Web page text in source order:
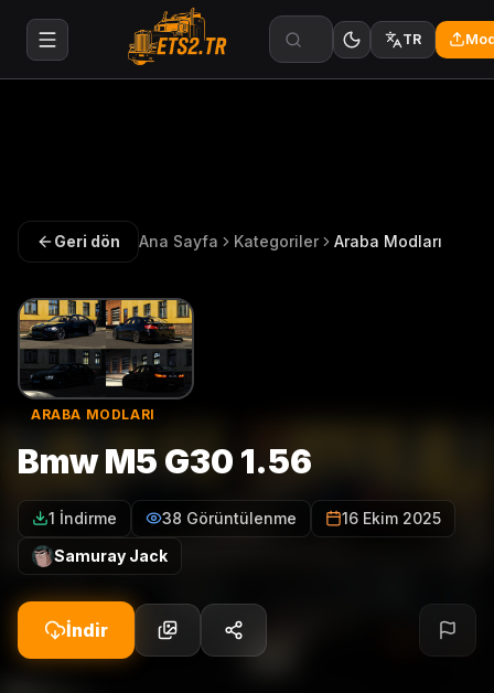
TR
Geri dön Ana Sayfa Kategoriler Araba Modları
ARABA MODLARI
Bmw M5 G30 1.56
1 İndirme 38 Görüntülenme
16 Ekim 2025
Samuray Jack
İndir